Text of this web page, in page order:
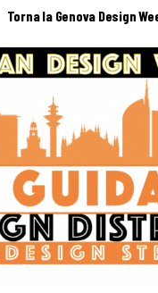
Torna la Genova Design